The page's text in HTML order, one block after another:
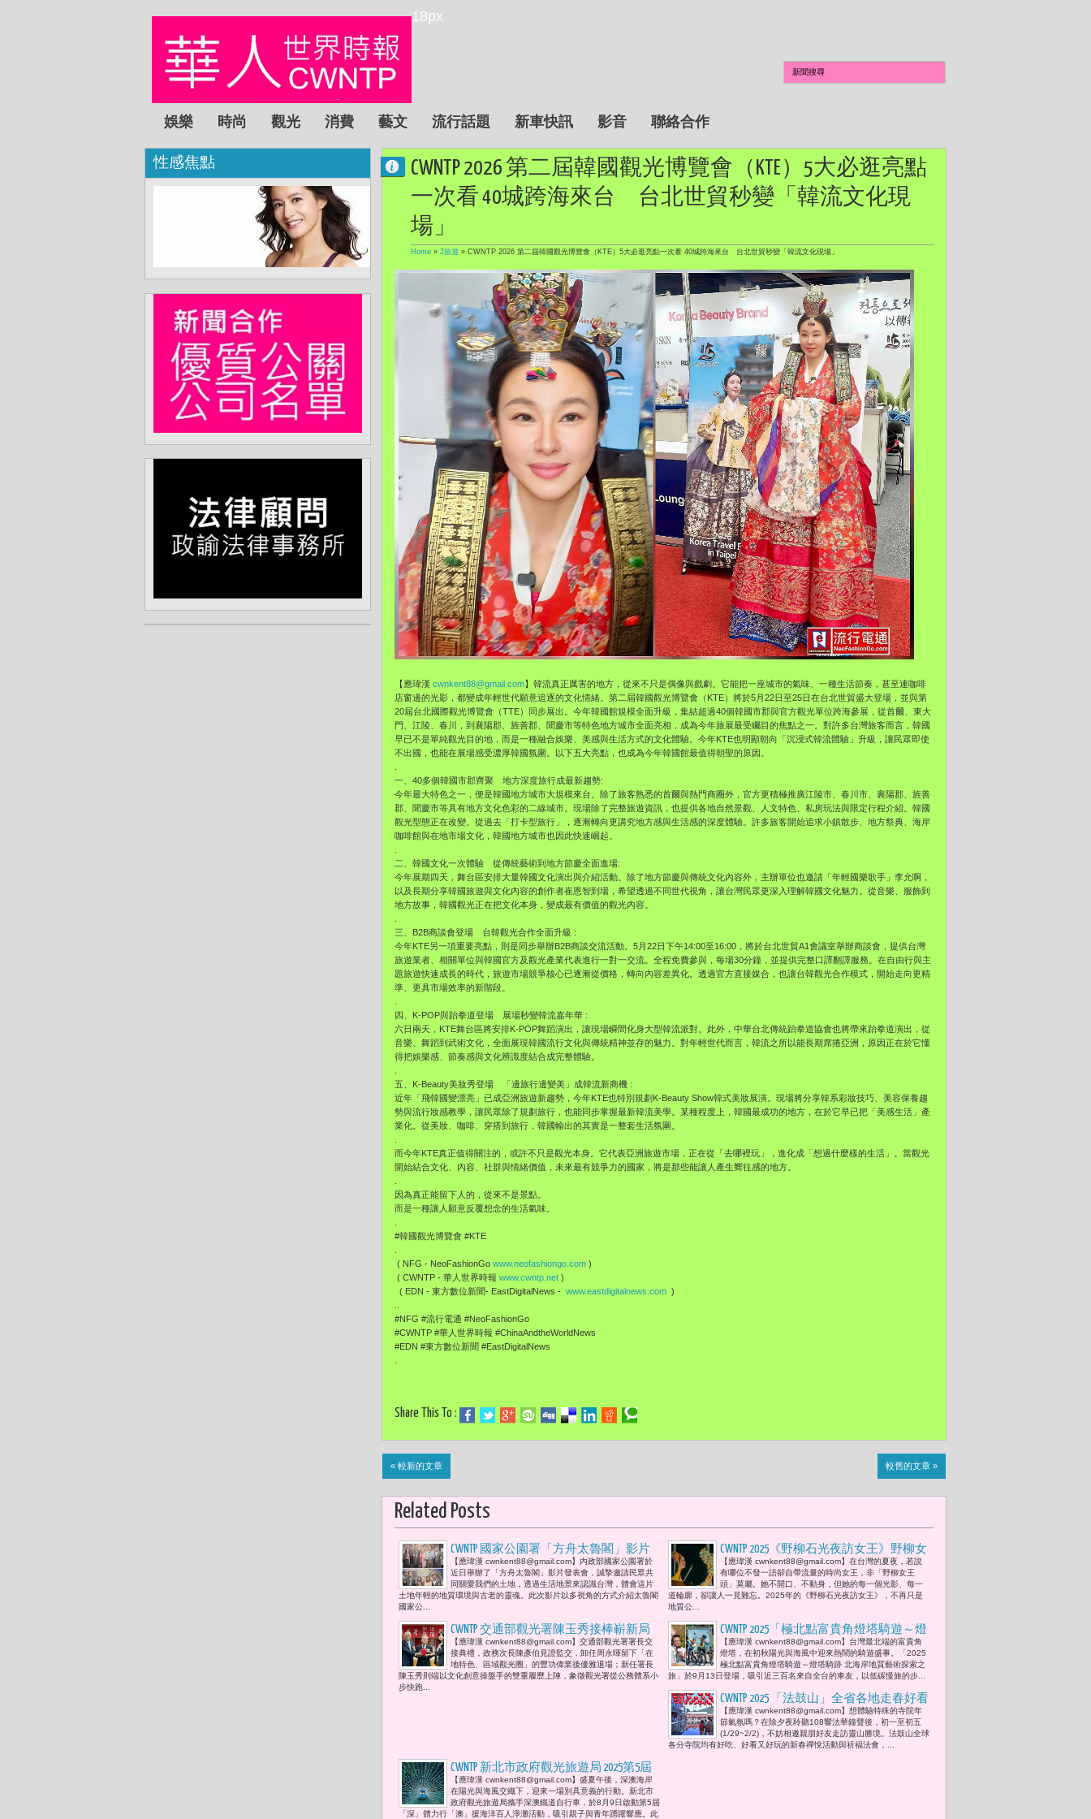
18px
娛樂 時尚 觀光 消費 藝文 流行話題 新車快訊 影音 聯絡合作
CWNTP 2026 第二屆韓國觀光博覽會（KTE）5大必逛亮點
一次看 40城跨海來台 台北世貿秒變「韓流文化現
場」
Home » 2旅遊 » CWNTP 2026 第二屆韓國觀光博覽會（KTE）5大必逛亮點一次看 40城跨海來台 台北世貿秒變「韓流文化現場」
【應瑋漢 cwnkent88@gmail.com】韓流真正厲害的地方，從來不只是偶像與戲劇。它能把一座城市的氣味、一種生活節奏，甚至連咖啡
店窗邊的光影，都變成年輕世代願意追逐的文化情緒。第二屆韓國觀光博覽會（KTE）將於5月22日至25日在台北世貿盛大登場，並與第
20屆台北國際觀光博覽會（TTE）同步展出。今年韓國館規模全面升級，集結超過40個韓國市郡與官方觀光單位跨海參展，從首爾、東大
門、江陵、春川，到襄陽郡、旌善郡、聞慶市等特色地方城市全面亮相，成為今年旅展最受矚目的焦點之一。對許多台灣旅客而言，韓國
早已不是單純觀光目的地，而是一種融合娛樂、美感與生活方式的文化體驗。今年KTE也明顯朝向「沉浸式韓流體驗」升級，讓民眾即使
不出國，也能在展場感受濃厚韓國氛圍。以下五大亮點，也成為今年韓國館最值得朝聖的原因。
一、40多個韓國市郡齊聚 地方深度旅行成最新趨勢:
今年最大特色之一，便是韓國地方城市大規模來台。除了旅客熟悉的首爾與熱門商圈外，官方更積極推廣江陵市、春川市、襄陽郡、旌善
郡、聞慶市等具有地方文化色彩的二線城市。現場除了完整旅遊資訊，也提供各地自然景觀、人文特色、私房玩法與限定行程介紹。韓國
觀光型態正在改變。從過去「打卡型旅行」，逐漸轉向更講究地方感與生活感的深度體驗。許多旅客開始追求小鎮散步、地方祭典、海岸
咖啡館與在地市場文化，韓國地方城市也因此快速崛起。
二、韓國文化一次體驗 從傳統藝術到地方節慶全面進場:
今年展期四天，舞台區安排大量韓國文化演出與介紹活動。除了地方節慶與傳統文化內容外，主辦單位也邀請「年輕國樂歌手」李允啊，
以及長期分享韓國旅遊與文化內容的創作者崔恩智到場，希望透過不同世代視角，讓台灣民眾更深入理解韓國文化魅力。從音樂、服飾到
地方故事，韓國觀光正在把文化本身，變成最有價值的觀光內容。
三、B2B商談會登場 台韓觀光合作全面升級 :
今年KTE另一項重要亮點，則是同步舉辦B2B商談交流活動。5月22日下午14:00至16:00，將於台北世貿A1會議室舉辦商談會，提供台灣
旅遊業者、相關單位與韓國官方及觀光產業代表進行一對一交流。全程免費參與，每場30分鐘，並提供完整口譯翻譯服務。在自由行與主
題旅遊快速成長的時代，旅遊市場競爭核心已逐漸從價格，轉向內容差異化。透過官方直接媒合，也讓台韓觀光合作模式，開始走向更精
準、更具市場效率的新階段。
四、K-POP與跆拳道登場 展場秒變韓流嘉年華 :
六日兩天，KTE舞台區將安排K-POP舞蹈演出，讓現場瞬間化身大型韓流派對。此外，中華台北傳統跆拳道協會也將帶來跆拳道演出，從
音樂、舞蹈到武術文化，全面展現韓國流行文化與傳統精神並存的魅力。對年輕世代而言，韓流之所以能長期席捲亞洲，原因正在於它懂
得把娛樂感、節奏感與文化辨識度結合成完整體驗。
五、K-Beauty美妝秀登場 「邊旅行邊變美」成韓流新商機 :
近年「飛韓國變漂亮」已成亞洲旅遊新趨勢，今年KTE也特別規劃K-Beauty Show韓式美妝展演。現場將分享韓系彩妝技巧、美容保養趨
勢與流行妝感教學，讓民眾除了規劃旅行，也能同步掌握最新韓流美學。某種程度上，韓國最成功的地方，在於它早已把「美感生活」產
業化。從美妝、咖啡、穿搭到旅行，韓國輸出的其實是一整套生活氛圍。
而今年KTE真正值得關注的，或許不只是觀光本身。它代表亞洲旅遊市場，正在從「去哪裡玩」，進化成「想過什麼樣的生活」。當觀光
開始結合文化、內容、社群與情緒價值，未來最有競爭力的國家，將是那些能讓人產生嚮往感的地方。
因為真正能留下人的，從來不是景點。
而是一種讓人願意反覆想念的生活氣味。
#韓國觀光博覽會 #KTE
( NFG - NeoFashionGo www.neofashiongo.com )
( CWNTP - 華人世界時報 www.cwntp.net )
( EDN - 東方數位新聞- EastDigitalNews - www.eastdigitalnews.com )
#NFG #流行電通 #NeoFashionGo
#CWNTP #華人世界時報 #ChinaAndtheWorldNews
#EDN #東方數位新聞 #EastDigitalNews
Share This To :
« 較新的文章 較舊的文章 »
Related Posts
CWNTP 國家公園署「方舟太魯閣」影片
發表會 中佳電力董事長王應傑及其夫人
胡寶莉 出席力挺支持
【應瑋漢 cwnkent88@gmail.com】內政部國家公園署於
近日舉辦了「方舟太魯閣」影片發表會，誠摯邀請民眾共
同關愛我們的土地，透過生活地景來認識台灣，體會這片
土地年輕的地質環境與古老的靈魂。此次影片以多視角的方式介紹太魯閣
國家公...
CWNTP 2025《野柳石光夜訪女王》野柳女
王的夜間燈光伸展台「燈光下，她是超
模，也是女王。 」
【應瑋漢 cwnkent88@gmail.com】在台灣的夏夜，若說
有哪位不發一語卻自帶流量的時尚女王，非「野柳女王
頭」莫屬。她不開口、不動身，但她的每一個光影、每一
道輪廓，卻讓人一見難忘。2025年的《野柳石光夜訪女王》，不再只是
地質公...
CWNTP 交通部觀光署陳玉秀接棒嶄新局
「觀光不只是風景的展演，更是引領文
化的共鳴與價值的傳遞。」
【應瑋漢 cwnkent88@gmail.com】交通部觀光署署長交
接典禮，政務次長陳彥伯見證監交，卸任周永暉留下「在
地特色、區域觀光圈」的豐功偉業後優雅退場；新任署長
陳玉秀則端以文化創意操盤手的雙重履歷上陣，象徵觀光署從公務體系小
步快跑...
CWNTP 2025「極北點富貴角燈塔騎遊～燈
塔騎跡 北海岸地質藝術探索之旅」洪孟
楷與300位車友共賞北海岸風華 永續環
保、文化深度與觀光活力一次感受
【應瑋漢 cwnkent88@gmail.com】台灣最北端的富貴角
燈塔，在初秋陽光與海風中迎來熱鬧的騎遊盛事。「2025
極北點富貴角燈塔騎遊～燈塔騎跡 北海岸地質藝術探索之
旅」於9月13日登場，吸引近三百名來自全台的車友，以低碳慢旅的步...
CWNTP 2025 「法鼓山」全省各地走春好看
好吃又好玩 陪伴大眾廣納佛菩薩的祝福
【應瑋漢 cwnkent88@gmail.com】想體驗特殊的寺院年
節氣氛嗎？在除夕夜聆聽108響法華鐘聲後，初一至初五
(1/29~2/2)，不妨相邀親朋好友走訪靈山勝境。法鼓山全球
各分寺院均有好吃、好看又好玩的新春禪悅活動與祈福法會，...
CWNTP 新北市政府觀光旅遊局 2025第5屆
「深」體力行「澳」援海洋百人淨灘活
動 採用ICC國際淨灘行動（International
【應瑋漢 cwnkent88@gmail.com】盛夏午後，深澳海岸
在陽光與海風交織下，迎來一場別具意義的行動。新北市
政府觀光旅遊局攜手深澳鐵道自行車，於8月9日啟動第5屆
「深」體力行「澳」援海洋百人淨灘活動，吸引親子與青年踴躍響應。此
性感焦點